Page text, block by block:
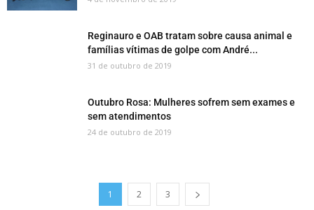
Reginauro e OAB tratam sobre causa animal e
famílias vítimas de golpe com André...
31 de outubro de 2019
Outubro Rosa: Mulheres sofrem sem exames e
sem atendimentos
24 de outubro de 2019
1 2 3